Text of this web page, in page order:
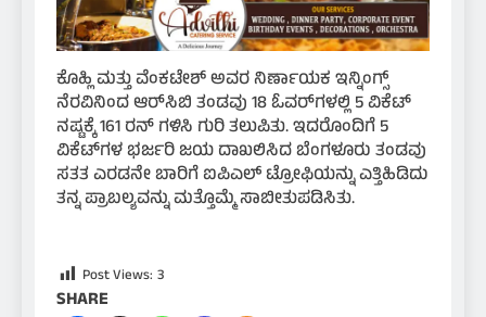
ಕೊಹ್ಲಿ ಮತ್ತು ವೆಂಕಟೇಶ್ ಅವರ ನಿರ್ಣಾಯಕ ಇನ್ನಿಂಗ್ಸ್
ನೆರವಿನಿಂದ ಆರ್‌ಸಿಬಿ ತಂಡವು 18 ಓವರ್‌ಗಳಲ್ಲಿ 5 ವಿಕೆಟ್
ನಷ್ಟಕ್ಕೆ 161 ರನ್ ಗಳಿಸಿ ಗುರಿ ತಲುಪಿತು. ಇದರೊಂದಿಗೆ 5
ವಿಕೆಟ್‌ಗಳ ಭರ್ಜರಿ ಜಯ ದಾಖಲಿಸಿದ ಬೆಂಗಳೂರು ತಂಡವು
ಸತತ ಎರಡನೇ ಬಾರಿಗೆ ಐಪಿಎಲ್ ಟ್ರೋಫಿಯನ್ನು ಎತ್ತಿಹಿಡಿದು
ತನ್ನ ಪ್ರಾಬಲ್ಯವನ್ನು ಮತ್ತೊಮ್ಮೆ ಸಾಬೀತುಪಡಿಸಿತು.
Post Views: 3
SHARE